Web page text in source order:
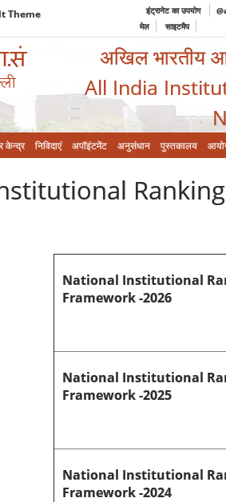
Theme इंट्रानेट का उपयोग
मेल
साइटमैप
अखिल भारतीय
All India
केन्‍द्र निविदाएं अपॉइंटमेंट अनुसंधान पुस्तकालय
National Institutional
Framework -2026
National Institutional
Framework -2025
National Institutional
Framework -2024